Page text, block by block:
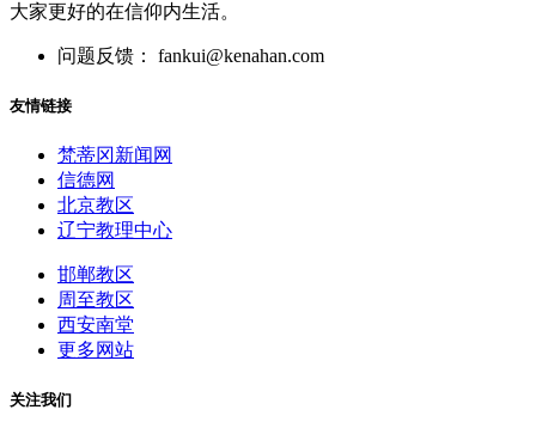
大家更好的在信仰内生活。
问题反馈： fankui@kenahan.com
友情链接
梵蒂冈新闻网
信德网
北京教区
辽宁教理中心
邯郸教区
周至教区
西安南堂
更多网站
关注我们